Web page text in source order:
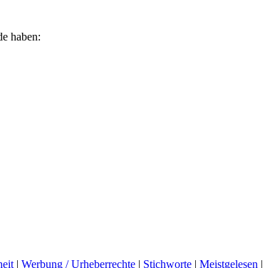
haben:
| Werbung / Urheberrechte | Stichworte | Meistgelesen |